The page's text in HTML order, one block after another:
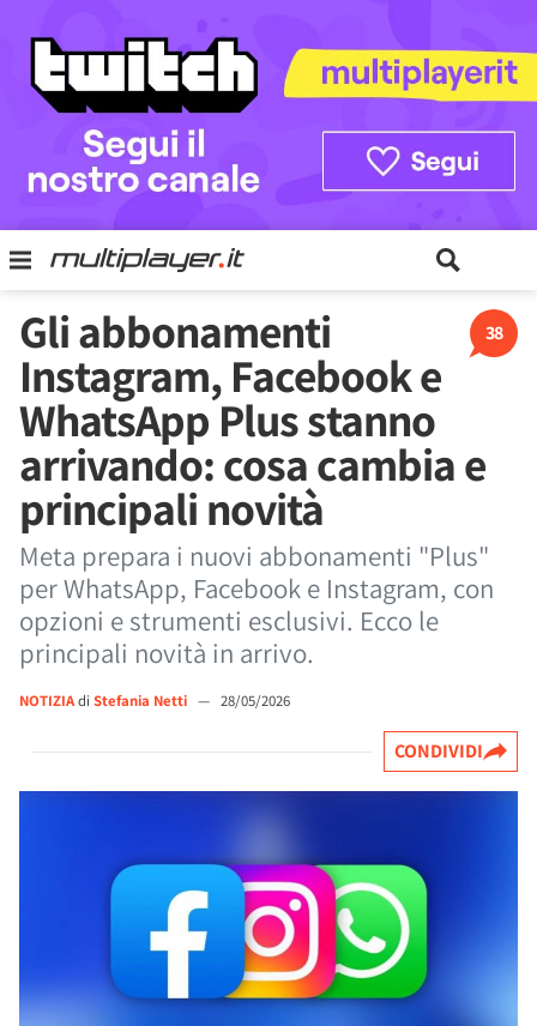
38
Gli abbonamenti
Instagram, Facebook e
WhatsApp Plus stanno
arrivando: cosa cambia e
principali novità
Meta prepara i nuovi abbonamenti "Plus"
per WhatsApp, Facebook e Instagram, con
opzioni e strumenti esclusivi. Ecco le
principali novità in arrivo.
NOTIZIAdi Stefania Netti — 28/05/2026
CONDIVIDI